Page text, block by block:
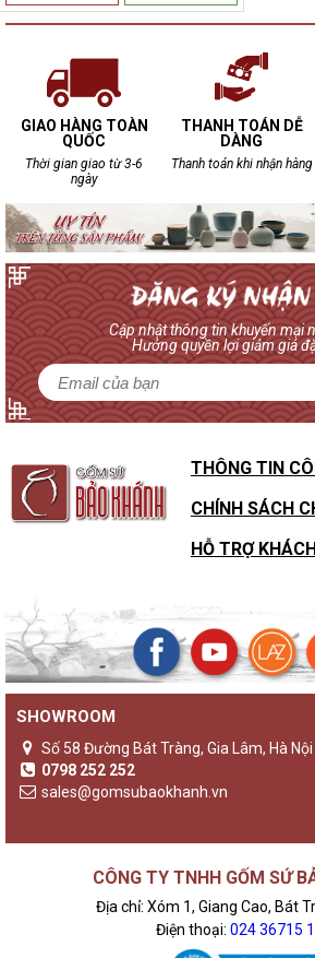
GIAO HÀNG TOÀN
QUỐC
Thời gian giao từ 3-6
ngày
THANH TOÁN DỄ
DÀNG
Thanh toán khi nhận hàng
Cập nhật thông tin khuyến mại
Hưởng quyền lợi giảm giá
THÔNG TIN
CHÍNH SÁCH
HỖ TRỢ
SHOWROOM
Số 58 Đường Bát Tràng, Gia Lâm, Hà Nội
0798 252 252
sales@gomsubaokhanh.vn
CÔNG TY TNHH GỐM SỨ
Địa chỉ: Xóm 1, Giang Cao, Bát
Điện thoại: 024 36715